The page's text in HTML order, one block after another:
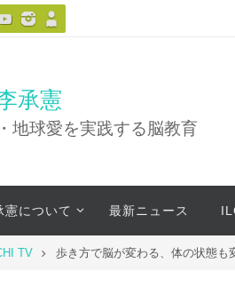
承憲
地球愛を実践する脳教育
憲について 最新ニュース
TV 歩き方で脳が変わる、体の状態も